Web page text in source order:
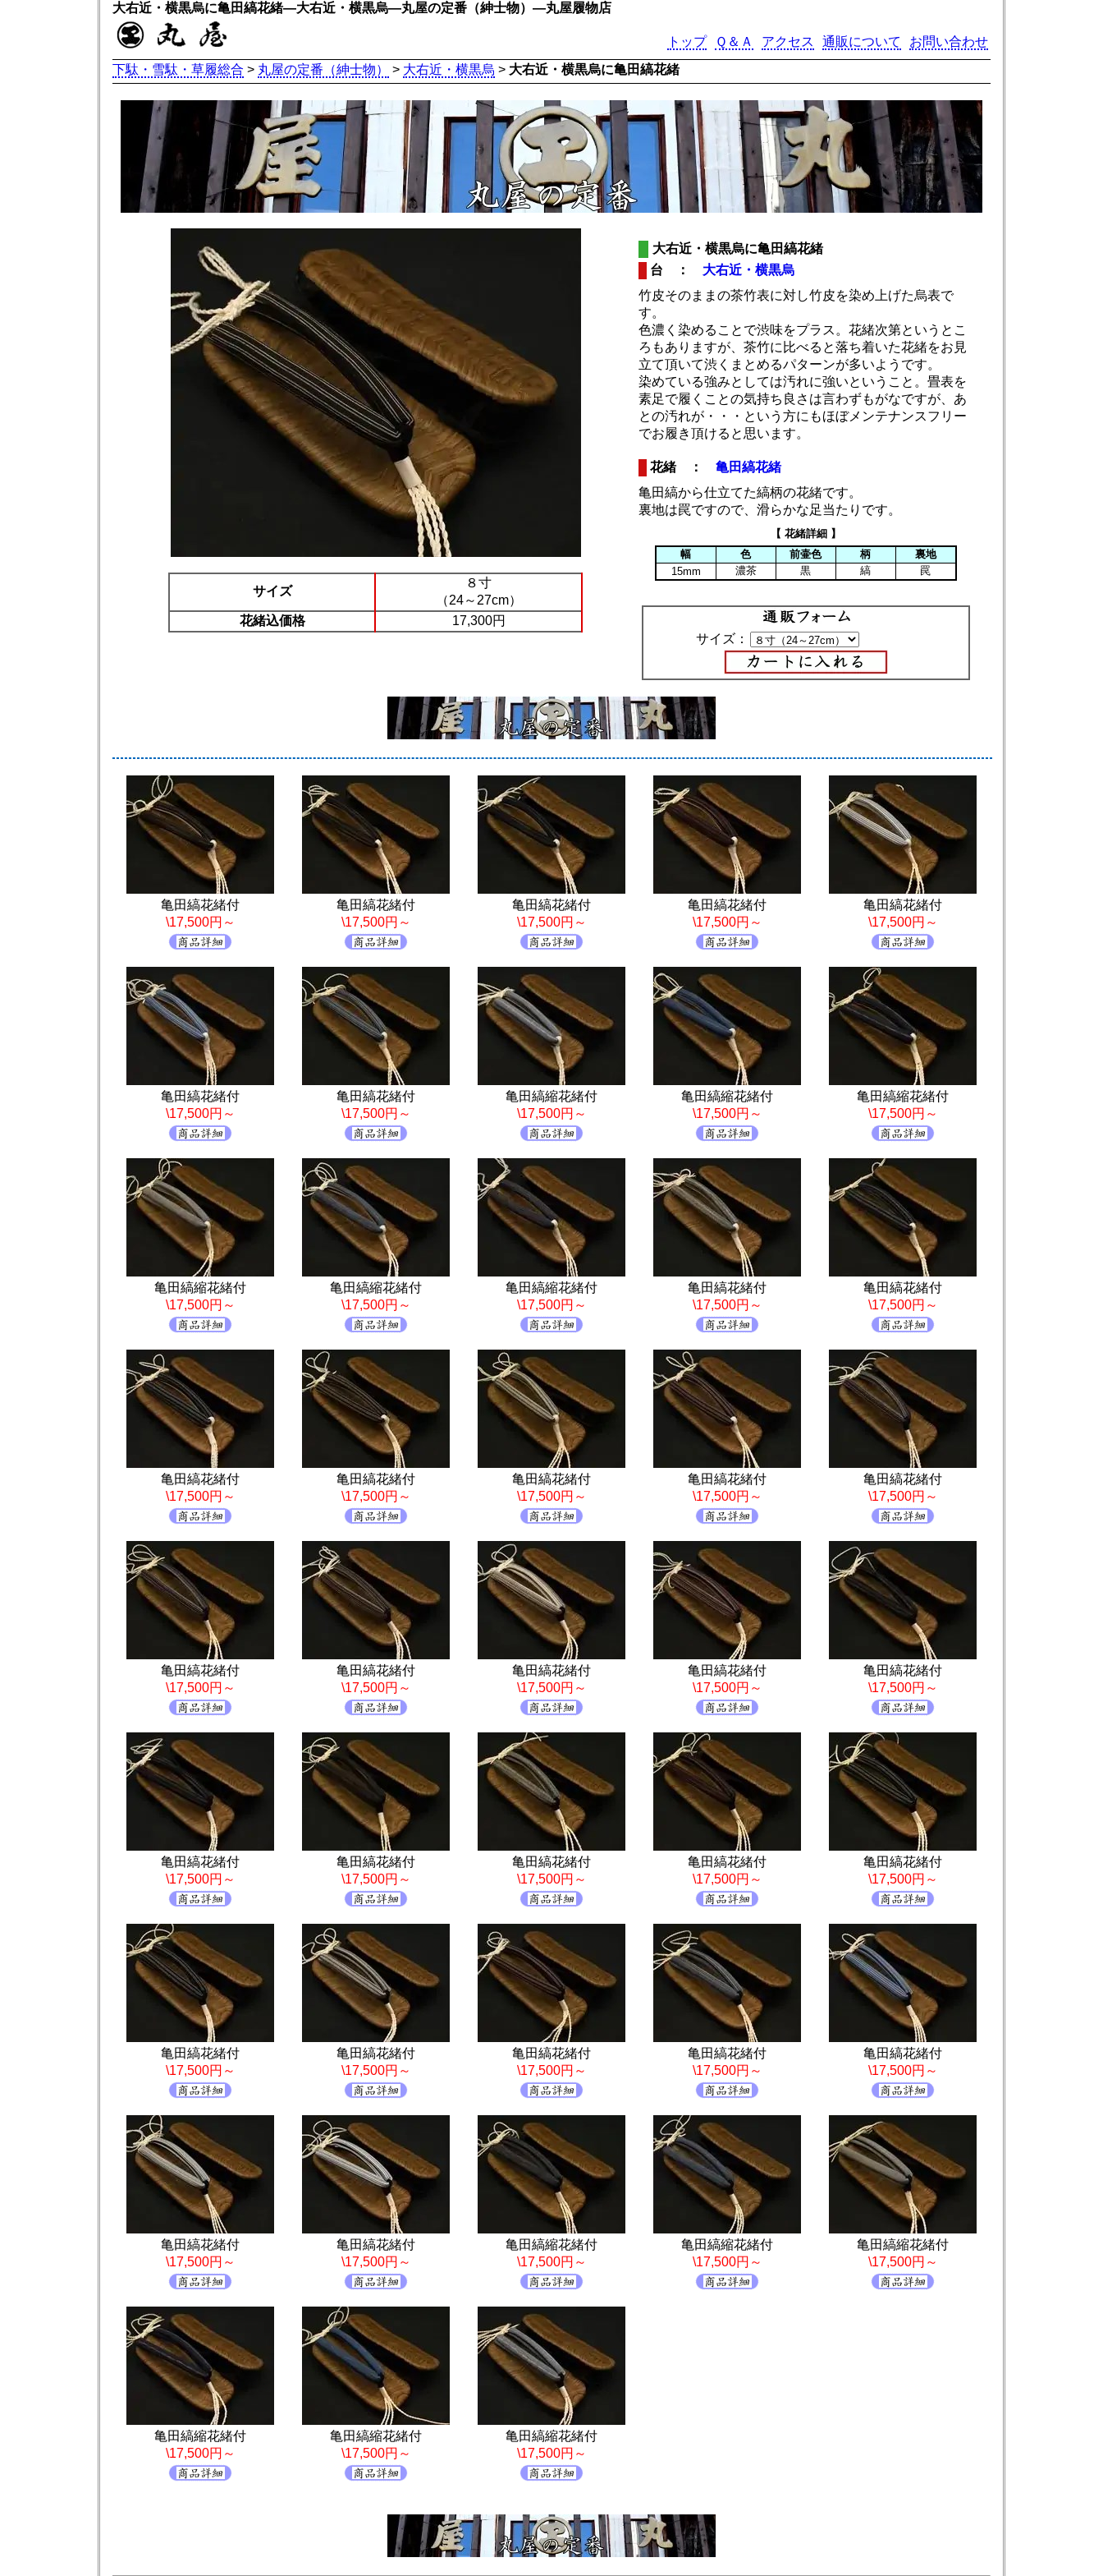
大右近・横黒烏に亀田縞花緒―大右近・横黒烏―丸屋の定番（紳士物）―丸屋履物店
トップ Ｑ＆Ａ アクセス 通販について
お問い合わせ
下駄・雪駄・草履総合 > 丸屋の定番（紳士物） > 大右近・横黒烏 > 大右近・横黒烏に亀田縞花緒
サイズ
８寸
（24～27cm）
花緒込価格
17,300円
大右近・横黒烏に亀田縞花緒
台 ： 大右近・横黒烏
竹皮そのままの茶竹表に対し竹皮を染め上げた烏表で
す。
色濃く染めることで渋味をプラス。花緒次第というとこ
ろもありますが、茶竹に比べると落ち着いた花緒をお見
立て頂いて渋くまとめるパターンが多いようです。
染めている強みとしては汚れに強いということ。畳表を
素足で履くことの気持ち良さは言わずもがなですが、あ
との汚れが・・・という方にもほぼメンテナンスフリー
でお履き頂けると思います。
花緒 ：亀田縞花緒
亀田縞から仕立てた縞柄の花緒です。
裏地は罠ですので、滑らかな足当たりです。
【 花緒詳細 】
幅
色 前壷色 柄
裏地
15mm
濃茶 黒 縞 罠
サイズ：
亀田縞花緒付
\17,500円～
亀田縞花緒付
\17,500円～
亀田縞花緒付
\17,500円～
亀田縞花緒付
\17,500円～
亀田縞花緒付
\17,500円～
亀田縞花緒付
\17,500円～
亀田縞花緒付
\17,500円～
亀田縞縮花緒付
\17,500円～
亀田縞縮花緒付
\17,500円～
亀田縞縮花緒付
\17,500円～
亀田縞縮花緒付
\17,500円～
亀田縞縮花緒付
\17,500円～
亀田縞縮花緒付
\17,500円～
亀田縞花緒付
\17,500円～
亀田縞花緒付
\17,500円～
亀田縞花緒付
\17,500円～
亀田縞花緒付
\17,500円～
亀田縞花緒付
\17,500円～
亀田縞花緒付
\17,500円～
亀田縞花緒付
\17,500円～
亀田縞花緒付
\17,500円～
亀田縞花緒付
\17,500円～
亀田縞花緒付
\17,500円～
亀田縞花緒付
\17,500円～
亀田縞花緒付
\17,500円～
亀田縞花緒付
\17,500円～
亀田縞花緒付
\17,500円～
亀田縞花緒付
\17,500円～
亀田縞花緒付
\17,500円～
亀田縞花緒付
\17,500円～
亀田縞花緒付
\17,500円～
亀田縞花緒付
\17,500円～
亀田縞花緒付
\17,500円～
亀田縞花緒付
\17,500円～
亀田縞花緒付
\17,500円～
亀田縞花緒付
\17,500円～
亀田縞花緒付
\17,500円～
亀田縞縮花緒付
\17,500円～
亀田縞縮花緒付
\17,500円～
亀田縞縮花緒付
\17,500円～
亀田縞縮花緒付
\17,500円～
亀田縞縮花緒付
\17,500円～
亀田縞縮花緒付
\17,500円～